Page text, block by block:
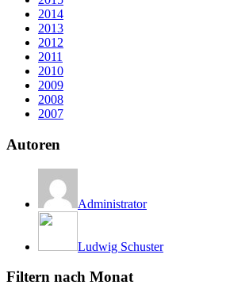
2014
2013
2012
2011
2010
2009
2008
2007
Autoren
Administrator
Ludwig Schuster
Filtern nach Monat